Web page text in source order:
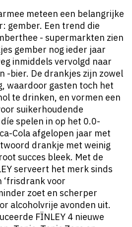
meteen een belangrijke
gember. Een trend die
- supermarkten zien
gember nog ieder jaar
inmiddels vervolgd naar
-bier. De drankjes zijn zowel
waardoor gasten toch het
te drinken, en vormen een
suikerhoudende
spelen in op het 0.0-
Cola afgelopen jaar met
drankje met weinig
succes bleek. Met de
serveert het merk sinds
‘frisdrank voor
zoet en scherper
alcoholvrije avonden uit.
FÏNLEY 4 nieuwe